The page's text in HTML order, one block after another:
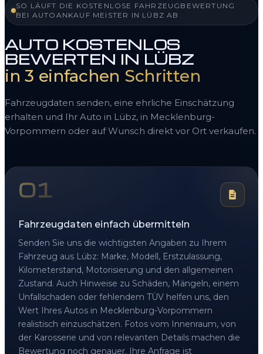
SO LÄUFT DIE KOSTENLOSE FAHRZEUGBEWERTUNG
BEI AUTOANKAUF MEISTER IN LÜBZ AB
AUTO KOSTENLOS
BEWERTEN IN LÜBZ
in 3 einfachen Schritten
Fahrzeugdaten senden, eine ehrliche Einschätzung
erhalten und Ihr Auto in Lübz, in Mecklenburg-
Vorpommern oder auf Wunsch direkt vor Ort verkaufen.
01
Fahrzeugdaten einfach übermitteln
Senden Sie uns die wichtigsten Angaben zu Ihrem
Fahrzeug aus Lübz: Marke, Modell, Erstzulassung,
Kilometerstand, Motorisierung und den allgemeinen
Zustand. Auch Hinweise zu Schäden, Mängeln, einem
Unfallschaden oder fehlendem TÜV helfen uns, den
Wert Ihres Autos in Mecklenburg-Vorpommern
realistisch einzuschätzen. Fotos vom Innenraum, von
der Karosserie und von relevanten Details machen die
Bewertung noch genauer. Ihre Anfrage ist